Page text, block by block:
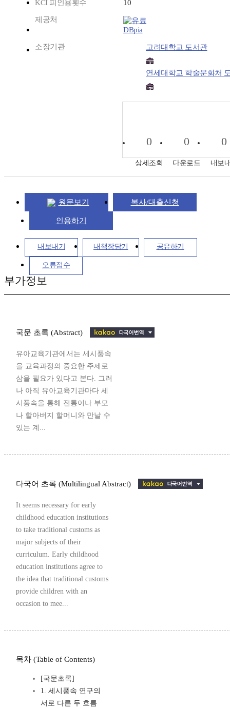
KCI 피인용횟수 10
제공처
DBpia
소장기관 고려대학교 도서관
연세대학교 학술문화처
0
상세조회
0
다운로드
0
내보
원문보기 복사/대출신청
인용하기
내보내기 내책장담기 공유하기
오류접수
부가정보
국문 초록 (Abstract)
유아교육기관에서는 세시풍속
을 교육과정의 중요한 주제로
삼을 필요가 있다고 본다. 그러
나 아직 유아교육기관마다 세
시풍속을 통해 전통이나 부모
나 할아버지 할머니와 만날 수
있는 계...
다국어 초록 (Multilingual Abstract)
It seems necessary for early
childhood education institutions
to take traditional customs as
major subjects of their
curriculum. Early childhood
education institutions agree to
the idea that traditional customs
provide children with an
occasion to mee...
목차 (Table of Contents)
[국문초록]
1. 세시풍속 연구의
서로 다른 두 흐름